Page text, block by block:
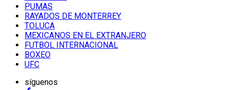
PUMAS
RAYADOS DE MONTERREY
TOLUCA
MEXICANOS EN EL EXTRANJERO
FUTBOL INTERNACIONAL
BOXEO
UFC
síguenos